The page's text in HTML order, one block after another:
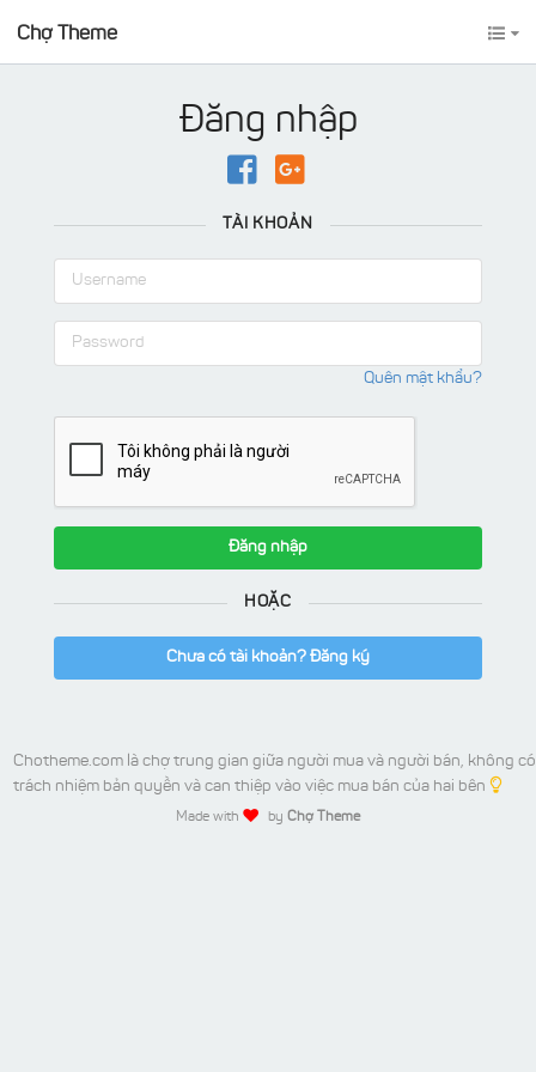
Chợ Theme
Đăng nhập
TÀI KHOẢN
Quên mật khẩu?
Đăng nhập
HOẶC
Chưa có tài khoản? Đăng ký
Chotheme.com là chợ trung gian giữa người mua và người bán, không có
trách nhiệm bản quyền và can thiệp vào việc mua bán của hai bên
Made with by Chợ Theme